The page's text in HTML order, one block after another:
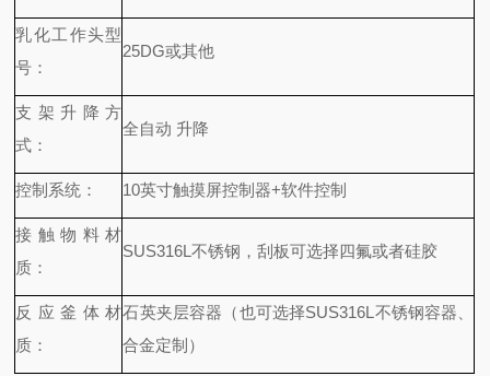
乳化工作头型
号：
25DG或其他
支架升降方
式：
全自动 升降
控制系统： 10英寸触摸屏控制器+软件控制
接触物料材
质：
SUS316L不锈钢，刮板可选择四氟或者硅胶
反应釜体材
质：
石英夹层容器（也可选择SUS316L不锈钢容器、
合金定制）